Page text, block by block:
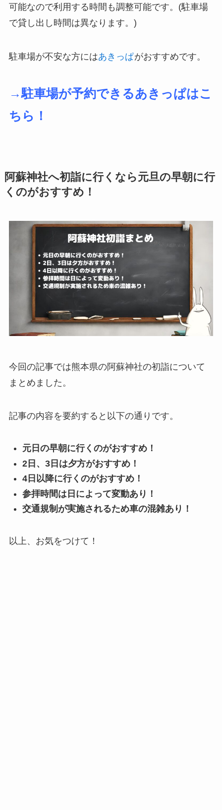
可能なので利用する時間も調整可能です。(駐車場
で貸し出し時間は異なります。)
駐車場が不安な方にはあきっぱがおすすめです。
→駐車場が予約できるあきっぱはこ
ちら！
阿蘇神社へ初詣に行くなら元旦の早朝に行
くのがおすすめ！
今回の記事では熊本県の阿蘇神社の初詣について
まとめました。
記事の内容を要約すると以下の通りです。
元日の早朝に行くのがおすすめ！
2日、3日は夕方がおすすめ！
4日以降に行くのがおすすめ！
参拝時間は日によって変動あり！
交通規制が実施されるため車の混雑あり！
以上、お気をつけて！